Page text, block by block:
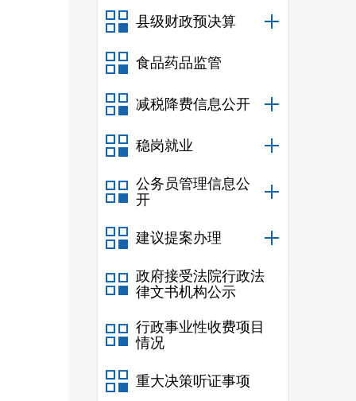
县级财政预决算
食品药品监管
减税降费信息公开
稳岗就业
公务员管理信息公
开
建议提案办理
政府接受法院行政法
律文书机构公示
行政事业性收费项目
情况
重大决策听证事项